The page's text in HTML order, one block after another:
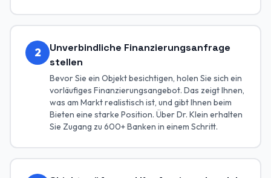
2
Unverbindliche Finanzierungsanfrage
stellen
Bevor Sie ein Objekt besichtigen, holen Sie sich ein
vorläufiges Finanzierungsangebot. Das zeigt Ihnen,
was am Markt realistisch ist, und gibt Ihnen beim
Bieten eine starke Position. Über Dr. Klein erhalten
Sie Zugang zu 600+ Banken in einem Schritt.